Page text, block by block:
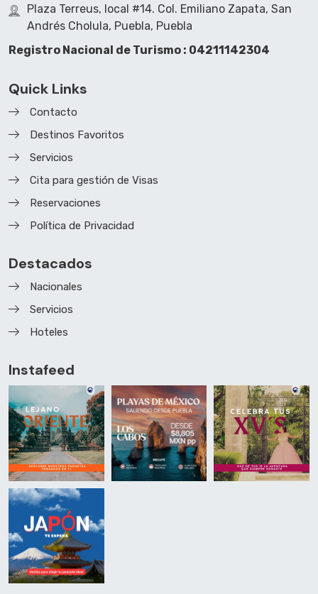
Plaza Terreus, local #14. Col. Emiliano Zapata, San
Andrés Cholula, Puebla, Puebla
Registro Nacional de Turismo : 04211142304
Quick Links
Contacto
Destinos Favoritos
Servicios
Cita para gestión de Visas
Reservaciones
Política de Privacidad
Destacados
Nacionales
Servicios
Hoteles
Instafeed